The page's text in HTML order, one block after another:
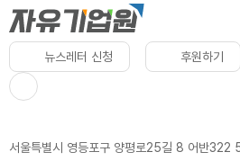
뉴스레터 신청 후원하기
서울특별시 영등포구 양평로25길 8 어반